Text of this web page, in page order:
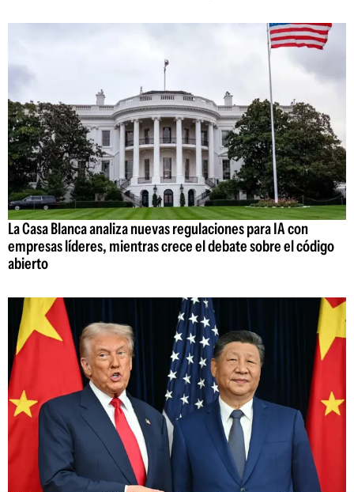
La Casa Blanca analiza nuevas regulaciones para IA con
empresas líderes, mientras crece el debate sobre el código
abierto